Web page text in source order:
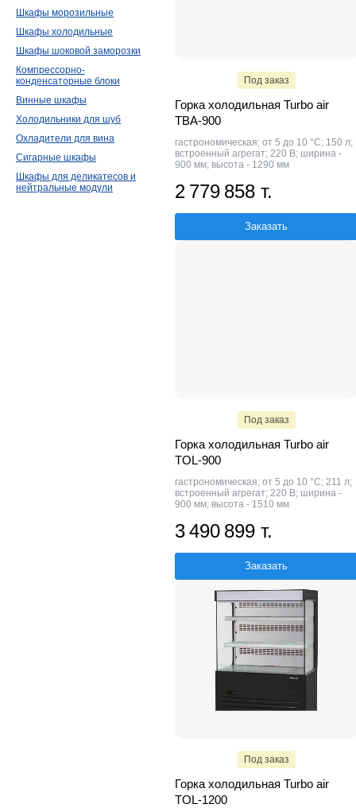
Под заказ
Горка холодильная Turbo air
TBA-900
гастрономическая; от 5 до 10 °C; 150 л;
встроенный агрегат; 220 В; ширина -
900 мм; высота - 1290 мм
2 779 858 т.
Заказать
Под заказ
Горка холодильная Turbo air
TOL-900
гастрономическая; от 5 до 10 °C; 211 л;
встроенный агрегат; 220 В; ширина -
900 мм; высота - 1510 мм
3 490 899 т.
Заказать
Под заказ
Горка холодильная Turbo air
TOL-1200
Шкафы морозильные
Шкафы холодильные
Шкафы шоковой заморозки
Компрессорно-
конденсаторные блоки
Винные шкафы
Холодильники для шуб
Охладители для вина
Сигарные шкафы
Шкафы для деликатесов и
нейтральные модули